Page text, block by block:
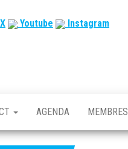
Youtube Instagram
AGENDA MEMBRES